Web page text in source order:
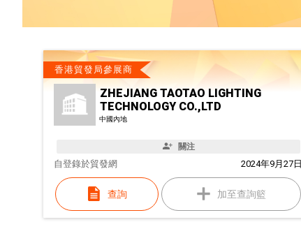
香港貿發局參展商
ZHEJIANG TAOTAO LIGHTING
TECHNOLOGY CO.,LTD
中國內地
關注
自 2024年9月27日
登錄於貿發網
查詢 加至查詢籃